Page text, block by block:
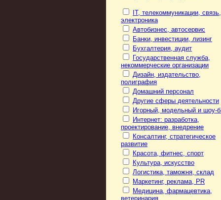
IT, телекоммуникации, связь,
электроника
Автобизнес, автосервис
Банки, инвестиции, лизинг
Бухгалтерия, аудит
Государственная служба,
некоммерческие организации
Дизайн, издательство,
полиграфия
Домашний персонал
Другие сферы деятельности
Игорный, модельный и шоу-
Интернет: разработка,
проектирование, внедрение
Консалтинг, стратегическое
развитие
Красота, фитнес, спорт
Культура, искусство
Логистика, таможня, склад
Маркетинг, реклама, PR
Медицина, фармацевтика,
ветеринария